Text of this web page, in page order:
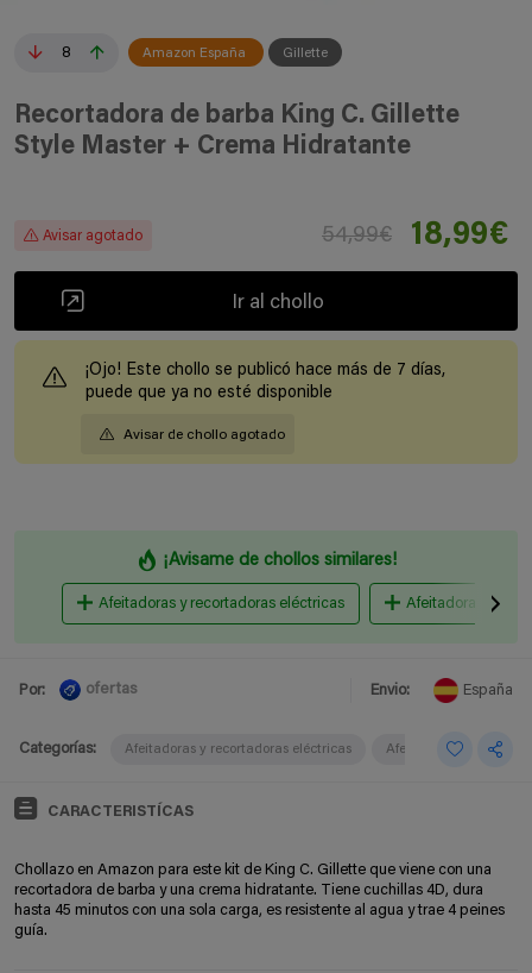
8 Amazon España Gillette
Recortadora de barba King C. Gillette
Style Master + Crema Hidratante
Avisar agotado 54,99€ 18,99€
Ir al chollo
¡Ojo! Este chollo se publicó hace más de 7 días,
puede que ya no esté disponible
Avisar de chollo agotado
¡Avisame de chollos similares!
Afeitadoras y recortadoras eléctricas Afeitadoras
Por: ofertas Envio: España
Categorías: Afeitadoras y recortadoras eléctricas Afeitadoras corporales
CARACTERISTÍCAS
Chollazo en Amazon para este kit de King C. Gillette que viene con una
recortadora de barba y una crema hidratante. Tiene cuchillas 4D, dura
hasta 45 minutos con una sola carga, es resistente al agua y trae 4 peines
guía.